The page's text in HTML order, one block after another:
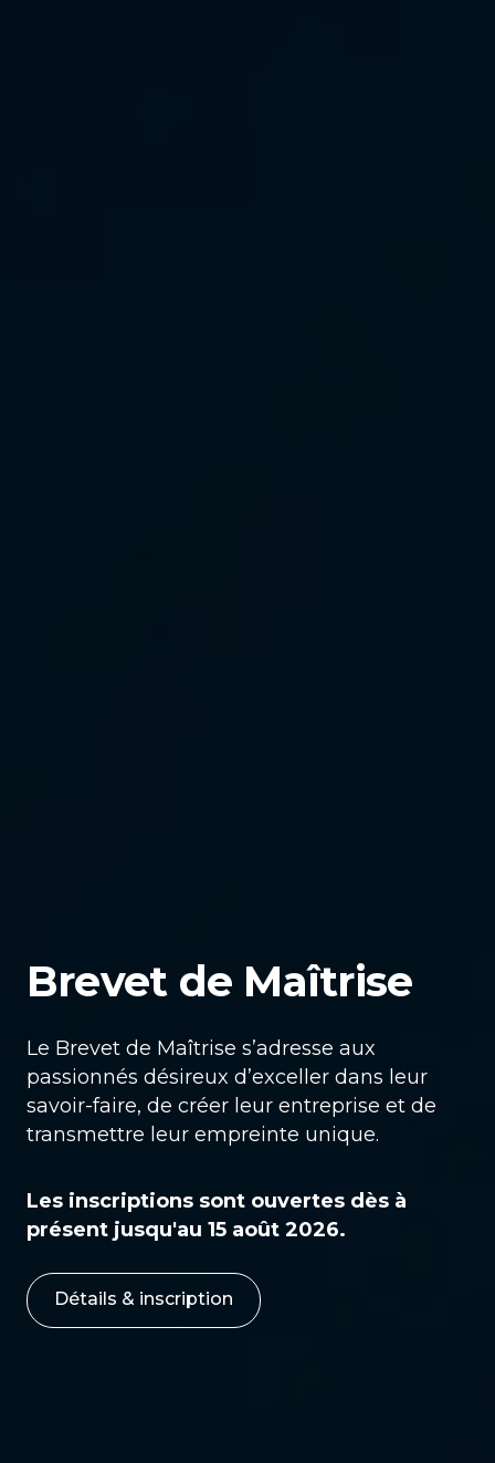
Brevet de Maîtrise
Le Brevet de Maîtrise s’adresse aux
passionnés désireux d’exceller dans leur
savoir-faire, de créer leur entreprise et de
transmettre leur empreinte unique.
Les inscriptions sont ouvertes dès à
présent jusqu'au 15 août 2026.
Détails & inscription